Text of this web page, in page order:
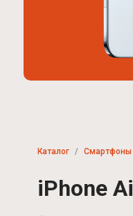
Каталог Смартфоны
iPhone